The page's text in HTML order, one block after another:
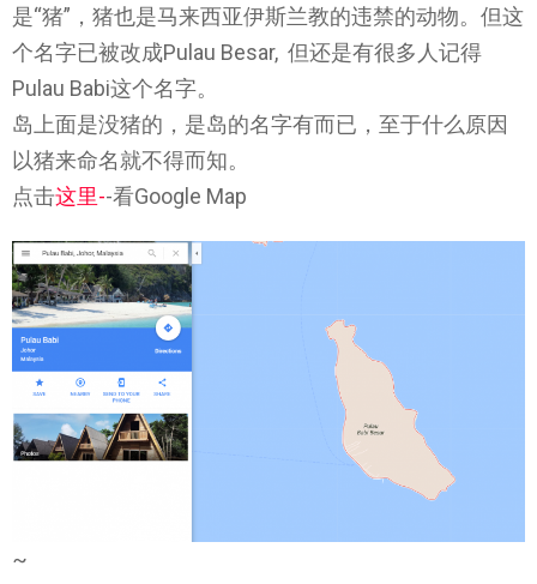
是“猪”，猪也是马来西亚伊斯兰教的违禁的动物。但这
个名字已被改成Pulau Besar, 但还是有很多人记得
Pulau Babi这个名字。
岛上面是没猪的，是岛的名字有而已，至于什么原因
以猪来命名就不得而知。
点击这里--看Google Map
~